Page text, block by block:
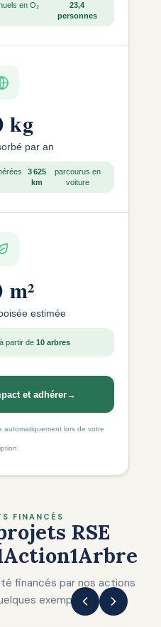
en O₂
23,4
personnes
kg
par an
3 625
km
parcourus en
voiture
m²
estimée
partir de 10 arbres
et adhérer→
automatiquement lors de votre
FINANCÉS
RSE
financés par nos actions
exemples !